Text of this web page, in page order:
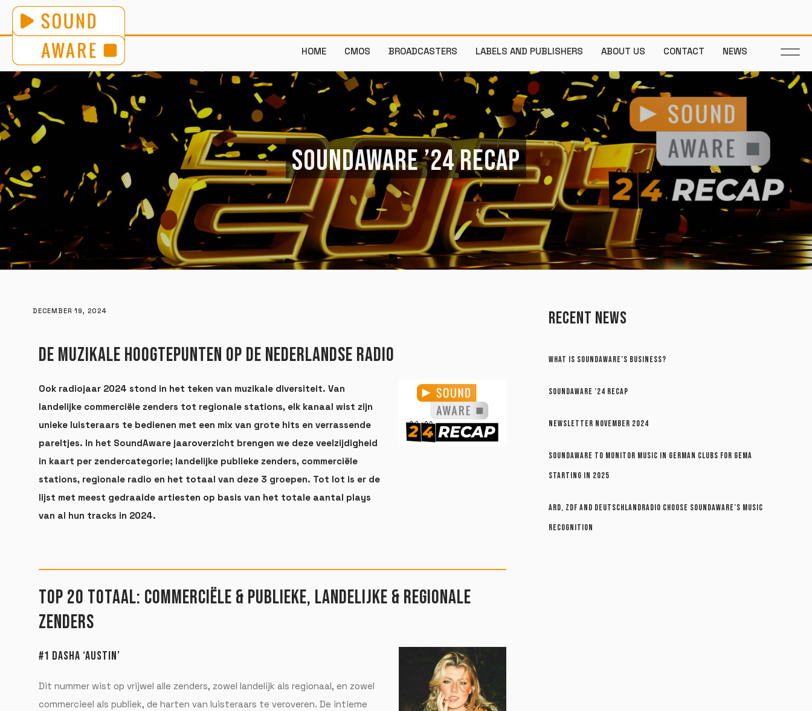
HOME CMOS BROADCASTERS LABELS AND PUBLISHERS ABOUT US CONTACT NEWS
SOUNDAWARE ’24 RECAP
DECEMBER 19, 2024
DE MUZIKALE HOOGTEPUNTEN OP DE NEDERLANDSE RADIO
Ook radiojaar 2024 stond in het teken van muzikale diversiteit. Van
landelijke commerciële zenders tot regionale stations, elk kanaal wist zijn
unieke luisteraars te bedienen met een mix van grote hits en verrassende
pareltjes. In het SoundAware jaaroverzicht brengen we deze veelzijdigheid
in kaart per zendercategorie; landelijke publieke zenders, commerciële
stations, regionale radio en het totaal van deze 3 groepen. Tot lot is er de
lijst met meest gedraaide artiesten op basis van het totale aantal plays
van al hun tracks in 2024.
TOP 20 TOTAAL: COMMERCIËLE & PUBLIEKE, LANDELIJKE & REGIONALE
ZENDERS
#1 DASHA ‘AUSTIN’
Dit nummer wist op vrijwel alle zenders, zowel landelijk als regionaal, en zowel
commercieel als publiek, de harten van luisteraars te veroveren. De intieme
RECENT NEWS
WHAT IS SOUNDAWARE’S BUSINESS?
SOUNDAWARE ’24 RECAP
NEWSLETTER NOVEMBER 2024
SOUNDAWARE TO MONITOR MUSIC IN GERMAN CLUBS FOR GEMA
STARTING IN 2025
ARD, ZDF AND DEUTSCHLANDRADIO CHOOSE SOUNDAWARE’S MUSIC
RECOGNITION